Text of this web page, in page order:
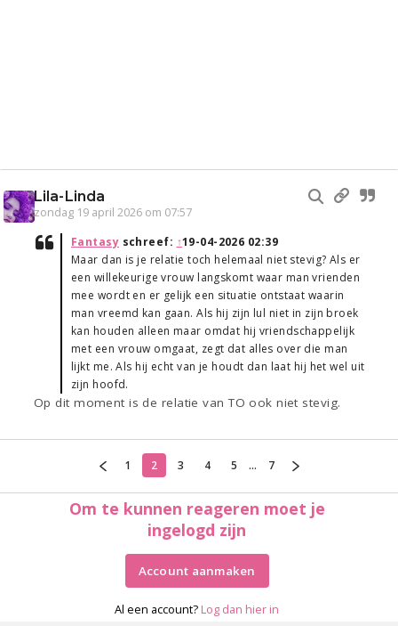
Lila-Linda
zondag 19 april 2026 om 07:57
Fantasy schreef: ↑19-04-2026 02:39
Maar dan is je relatie toch helemaal niet stevig? Als er
een willekeurige vrouw langskomt waar man vrienden
mee wordt en er gelijk een situatie ontstaat waarin
man vreemd kan gaan. Als hij zijn lul niet in zijn broek
kan houden alleen maar omdat hij vriendschappelijk
met een vrouw omgaat, zegt dat alles over die man
lijkt me. Als hij echt van je houdt dan laat hij het wel uit
zijn hoofd.
Op dit moment is de relatie van TO ook niet stevig.
1 2 3 4 5 ... 7
Om te kunnen reageren moet je
ingelogd zijn
Account aanmaken
Al een account? Log dan hier in